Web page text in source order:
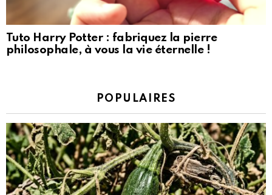
Tuto Harry Potter : fabriquez la pierre
philosophale, à vous la vie éternelle !
POPULAIRES